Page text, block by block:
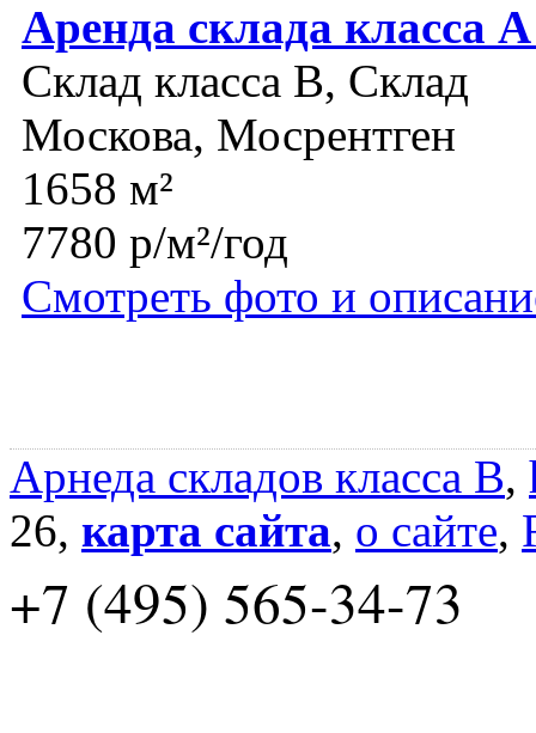
Аренда склада класса
Склад класса B, Склад
Москова, Мосрентген
1658 м²
7780 р/м²/год
Смотреть фото и
Арнеда складов класса B,
26, карта сайта, о сайте,
+7 (495) 565-34-73